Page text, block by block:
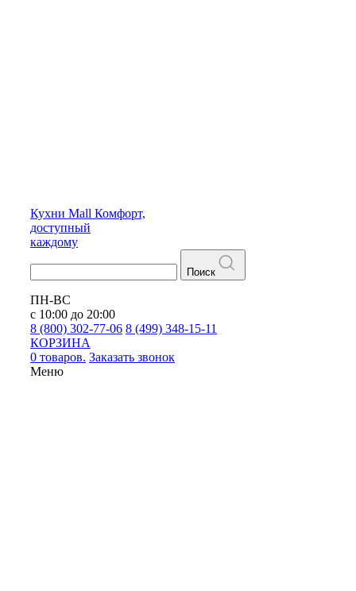
Кухни Mall Комфорт,
доступный
каждому
Поиск
ПН-ВС
с 10:00 до 20:00
8 (800) 302-77-06 8 (499) 348-15-11
КОРЗИНА
0 товаров. Заказать звонок
Меню